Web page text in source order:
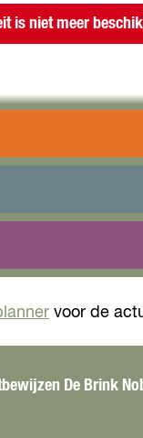
is niet meer
Nobel Run is
en
de langere
voor de
De Brink